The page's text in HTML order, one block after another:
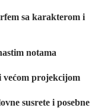
sa karakterom i
notama
većom projekcijom
susrete i posebne